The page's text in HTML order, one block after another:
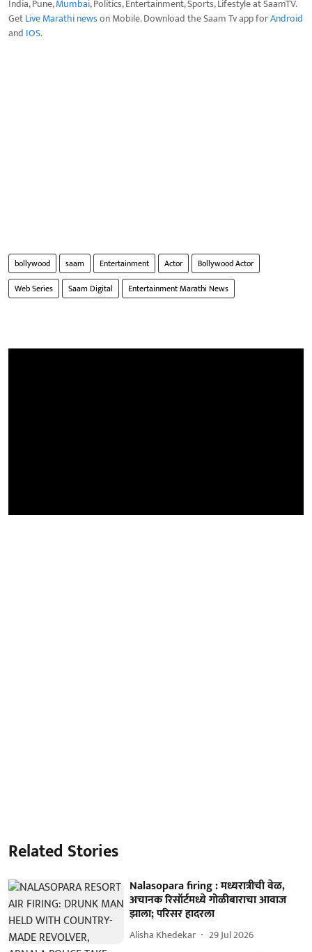
India, Pune,Mumbai, Politics, Entertainment, Sports, Lifestyle at SaamTV.
GetLive Marathi newson Mobile. Download the Saam Tv app forAndroid
and IOS.
bollywood saam Entertainment Actor
Bollywood Actor
Web Series
Saam Digital Entertainment Marathi News
Related Stories
Nalasopara firing : मध्यरात्रीची वेळ,
अचानक रिसॉर्टमध्ये गोळीबाराचा आवाज
झाला; परिसर हादरला
Alisha Khedekar 29 Jul 2026